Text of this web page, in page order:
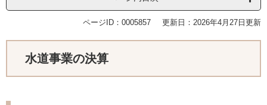
ページID：0005857 更新日：2026年4月27日更新
水道事業の決算